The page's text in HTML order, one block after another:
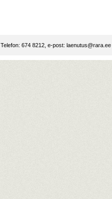
Telefon: 674 8212, e-post: laenutus@rara.ee